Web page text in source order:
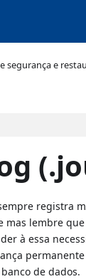
segurança e
registra
lembre
à essa
de dados.